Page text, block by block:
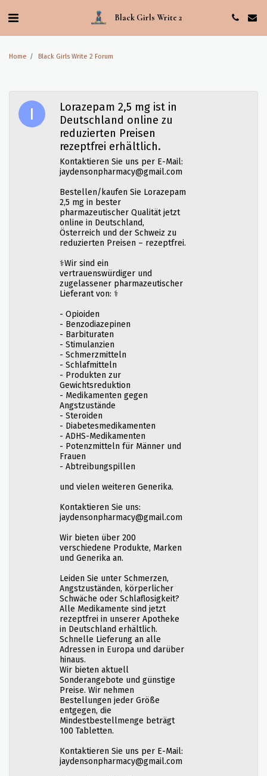
Black Girls Write 2
Home Black Girls Write 2 Forum
Lorazepam 2,5 mg ist in
Deutschland online zu
reduzierten Preisen
rezeptfrei erhältlich.
Kontaktieren Sie uns per E-Mail:
jaydensonpharmacy@gmail.com
Bestellen/kaufen Sie Lorazepam
2,5 mg in bester
pharmazeutischer Qualität jetzt
online in Deutschland,
Österreich und der Schweiz zu
reduzierten Preisen – rezeptfrei.
⚕️Wir sind ein
vertrauenswürdiger und
zugelassener pharmazeutischer
Lieferant von: ⚕️
- Opioiden
- Benzodiazepinen
- Barbituraten
- Stimulanzien
- Schmerzmitteln
- Schlafmitteln
- Produkten zur
Gewichtsreduktion
- Medikamenten gegen
Angstzustände
- Steroiden
- Diabetesmedikamenten
- ADHS-Medikamenten
- Potenzmitteln für Männer und
Frauen
- Abtreibungspillen
und vielen weiteren Generika.
Kontaktieren Sie uns:
jaydensonpharmacy@gmail.com
Wir bieten über 200
verschiedene Produkte, Marken
und Generika an.
Leiden Sie unter Schmerzen,
Angstzuständen, körperlicher
Schwäche oder Schlaflosigkeit?
Alle Medikamente sind jetzt
rezeptfrei in unserer Apotheke
in Deutschland erhältlich.
Schnelle Lieferung an alle
Adressen in Europa und darüber
hinaus.
Wir bieten aktuell
Sonderangebote und günstige
Preise. Wir nehmen
Bestellungen jeder Größe
entgegen, die
Mindestbestellmenge beträgt
100 Tabletten.
Kontaktieren Sie uns per E-Mail:
jaydensonpharmacy@gmail.com